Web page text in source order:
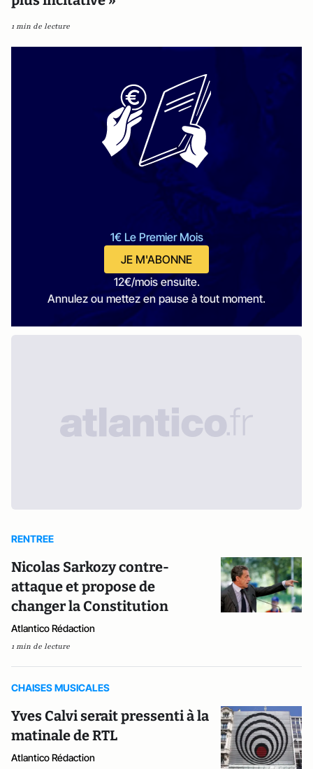
1 min de lecture
1€ Le Premier Mois
JE M'ABONNE
12€/mois ensuite.
Annulez ou mettez en pause à tout moment.
RENTREE
Nicolas Sarkozy contre-
attaque et propose de
changer la Constitution
Atlantico Rédaction
1 min de lecture
CHAISES MUSICALES
Yves Calvi serait pressenti à la
matinale de RTL
Atlantico Rédaction